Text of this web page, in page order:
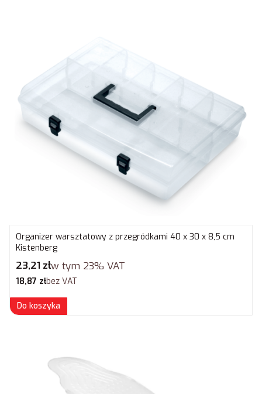
Organizer warsztatowy z przegródkami 40 x 30 x 8,5 cm
Kistenberg
Cena brutto
23,21 złw tym 23% VAT
Cena netto
18,87 złbez VAT
Do koszyka